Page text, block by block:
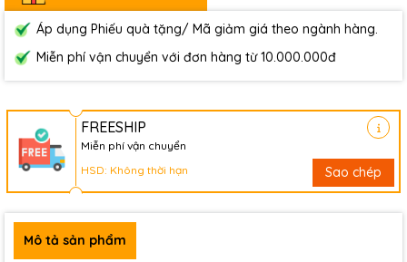
Áp dụng Phiếu quà tặng/ Mã giảm giá theo ngành hàng.
Miễn phí vận chuyển với đơn hàng từ 10.000.000đ
FREESHIP
Miễn phí vận chuyển
HSD: Không thời hạn
Sao chép
Mô tả sản phẩm